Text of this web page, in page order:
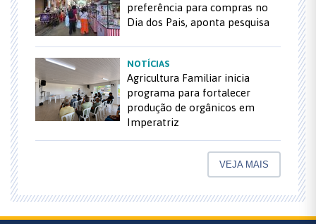
preferência para compras no
Dia dos Pais, aponta pesquisa
NOTÍCIAS
Agricultura Familiar inicia
programa para fortalecer
produção de orgânicos em
Imperatriz
VEJA MAIS